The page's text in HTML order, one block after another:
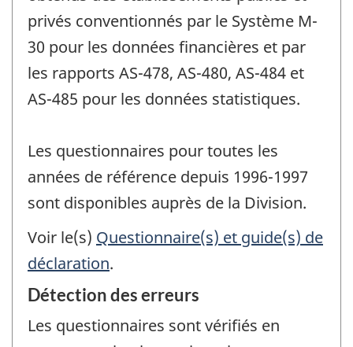
privés conventionnés par le Système M-
30 pour les données financières et par
les rapports AS-478, AS-480, AS-484 et
AS-485 pour les données statistiques.
Les questionnaires pour toutes les
années de référence depuis 1996-1997
sont disponibles auprès de la Division.
Voir le(s) Questionnaire(s) et guide(s) de
déclaration.
Détection des erreurs
Les questionnaires sont vérifiés en